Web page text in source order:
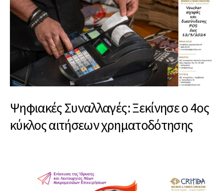
Ψηφιακές Συναλλαγές: Ξεκίνησε ο 4ος
κύκλος αιτήσεων χρηματοδότησης